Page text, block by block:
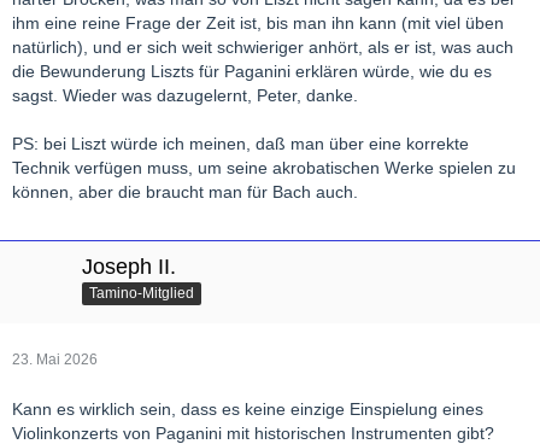
ihm eine reine Frage der Zeit ist, bis man ihn kann (mit viel üben
natürlich), und er sich weit schwieriger anhört, als er ist, was auch
die Bewunderung Liszts für Paganini erklären würde, wie du es
sagst. Wieder was dazugelernt, Peter, danke.
PS: bei Liszt würde ich meinen, daß man über eine korrekte
Technik verfügen muss, um seine akrobatischen Werke spielen zu
können, aber die braucht man für Bach auch.
Joseph II.
Tamino-Mitglied
23. Mai 2026
Kann es wirklich sein, dass es keine einzige Einspielung eines
Violinkonzerts von Paganini mit historischen Instrumenten gibt?